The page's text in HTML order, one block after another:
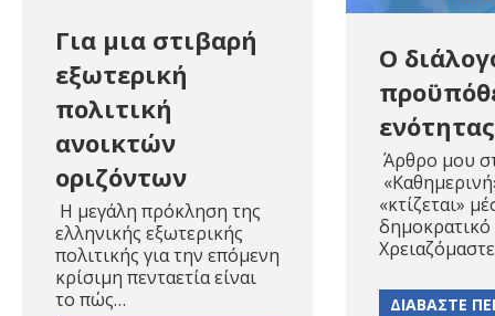
Για μια στιβαρή
εξωτερική
πολιτική
ανοικτών
οριζόντων
Η μεγάλη πρόκληση της
ελληνικής εξωτερικής
πολιτικής για την επόμενη
κρίσιμη πενταετία είναι
το πώς…
Ο
ενότητας
Άρθρο μου
«κτίζεται»
δημοκρατικό
ΔΙΑΒΑΣΤΕ